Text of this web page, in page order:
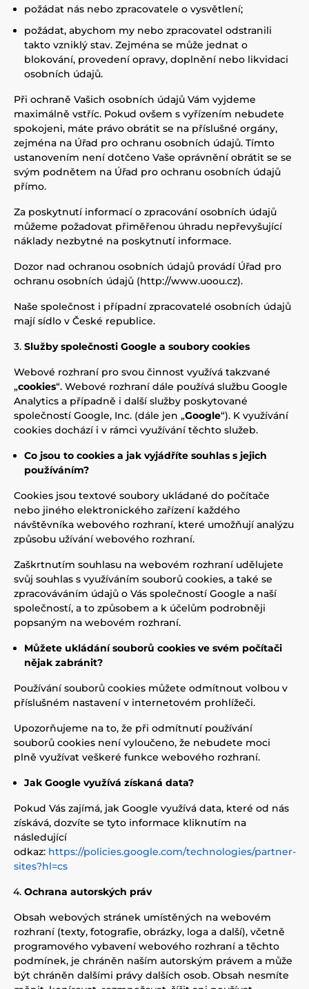
požádat nás nebo zpracovatele o vysvětlení;
požádat, abychom my nebo zpracovatel odstranili
takto vzniklý stav. Zejména se může jednat o
blokování, provedení opravy, doplnění nebo likvidaci
osobních údajů.
Při ochraně Vašich osobních údajů Vám vyjdeme
maximálně vstříc. Pokud ovšem s vyřízením nebudete
spokojeni, máte právo obrátit se na příslušné orgány,
zejména na Úřad pro ochranu osobních údajů. Tímto
ustanovením není dotčeno Vaše oprávnění obrátit se se
svým podnětem na Úřad pro ochranu osobních údajů
přímo.
Za poskytnutí informací o zpracování osobních údajů
můžeme požadovat přiměřenou úhradu nepřevyšující
náklady nezbytné na poskytnutí informace.
Dozor nad ochranou osobních údajů provádí Úřad pro
ochranu osobních údajů (http://www.uoou.cz).
Naše společnost i případní zpracovatelé osobních údajů
mají sídlo v České republice.
Služby společnosti Google a soubory cookies
Webové rozhraní pro svou činnost využívá takzvané
„cookies“. Webové rozhraní dále používá službu Google
Analytics a případně i další služby poskytované
společností Google, Inc. (dále jen „Google“). K využívání
cookies dochází i v rámci využívání těchto služeb.
Co jsou to cookies a jak vyjádříte souhlas s jejich
používáním?
Cookies jsou textové soubory ukládané do počítače
nebo jiného elektronického zařízení každého
návštěvníka webového rozhraní, které umožňují analýzu
způsobu užívání webového rozhraní.
Zaškrtnutím souhlasu na webovém rozhraní udělujete
svůj souhlas s využíváním souborů cookies, a také se
zpracováváním údajů o Vás společností Google a naší
společností, a to způsobem a k účelům podrobněji
popsaným na webovém rozhraní.
Můžete ukládání souborů cookies ve svém počítači
nějak zabránit?
Používání souborů cookies můžete odmítnout volbou v
příslušném nastavení v internetovém prohlížeči.
Upozorňujeme na to, že při odmítnutí používání
souborů cookies není vyloučeno, že nebudete moci
plně využívat veškeré funkce webového rozhraní.
Jak Google využívá získaná data?
Pokud Vás zajímá, jak Google využívá data, které od nás
získává, dozvíte se tyto informace kliknutím na
následující
odkaz: https://policies.google.com/technologies/partner-
sites?hl=cs
Ochrana autorských práv
Obsah webových stránek umístěných na webovém
rozhraní (texty, fotografie, obrázky, loga a další), včetně
programového vybavení webového rozhraní a těchto
podmínek, je chráněn naším autorským právem a může
být chráněn dalšími právy dalších osob. Obsah nesmíte